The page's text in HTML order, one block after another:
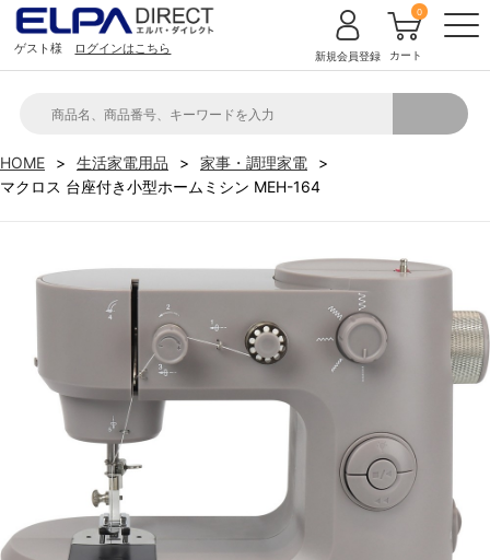
ゲスト様 ログインはこちら 新規会員登録 カート
0
HOME 生活家電用品
家事・調理家電
マクロス 台座付き小型ホームミシン MEH-164